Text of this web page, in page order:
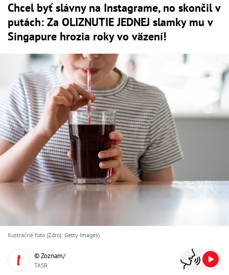
Chcel byť slávny na Instagrame, no skončil v
putách: Za OLIZNUTIE JEDNEJ slamky mu v
Singapure hrozia roky vo väzení!
Ilustračné foto (Zdroj: Getty Images)
© Zoznam/
TASR